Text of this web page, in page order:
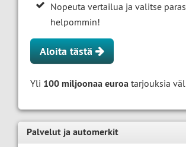
Nopeuta vertailua ja valitse
helpommin!
Aloita tästä
Yli 100 miljoonaa euroa tarjouksia
Palvelut ja automerkit